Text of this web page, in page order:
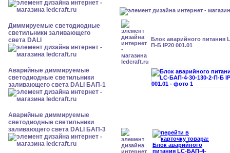
Диммируемые светодиодные
светильники заливающего
света DALI
Аварийные диммируемые
светодиодные светильники
заливающего света DALI БАП-1
Аварийные диммируемые
светодиодные светильники
заливающего света DALI БАП-3
Блок аварийного питания
П-Б IP20 001.01